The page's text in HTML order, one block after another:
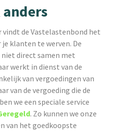
de Vastelastenbond het
klanten te werven. De
direct samen met
werkt in dienst van de
van vergoedingen van
van de vergoeding die de
we een speciale service
. Zo kunnen we onze
van het goedkoopste